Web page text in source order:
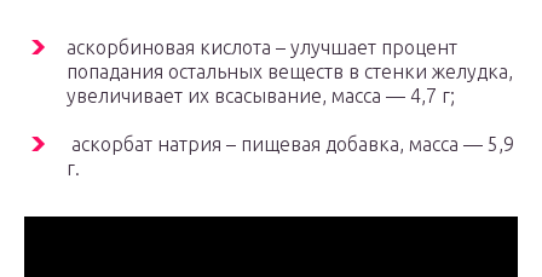
аскорбиновая кислота – улучшает процент
попадания остальных веществ в стенки желудка,
увеличивает их всасывание, масса — 4,7 г;
аскорбат натрия – пищевая добавка, масса — 5,9
г.